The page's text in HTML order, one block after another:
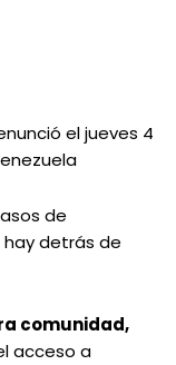
el jueves 4
de
detrás de
comunidad,
acceso a